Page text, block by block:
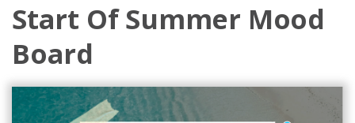
Start Of Summer Mood
Board